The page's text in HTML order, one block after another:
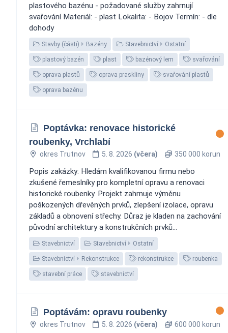
plastového bazénu - požadované služby zahrnují
svařování Materiál: - plast Lokalita: - Bojov Termín: - dle
dohody
Stavby (části) Bazény Stavebnictví Ostatní
plastový bazén plast bazénový lem svařování
oprava plastů oprava praskliny svařování plastů
oprava bazénu
Poptávka: renovace historické
roubenky, Vrchlabí
okres Trutnov 5. 8. 2026 (včera) 350 000 korun
Popis zakázky: Hledám kvalifikovanou firmu nebo
zkušené řemeslníky pro kompletní opravu a renovaci
historické roubenky. Projekt zahrnuje výměnu
poškozených dřevěných prvků, zlepšení izolace, opravu
základů a obnovení střechy. Důraz je kladen na zachování
původní architektury a konstrukčních prvků...
Stavebnictví Stavebnictví Ostatní
Stavebnictví Rekonstrukce rekonstrukce roubenka
stavební práce stavebnictví
Poptávám: opravu roubenky
okres Trutnov 5. 8. 2026 (včera) 600 000 korun